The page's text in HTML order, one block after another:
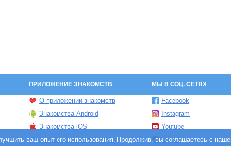
ПРИЛОЖЕНИЕ ЗНАКОМСТВ МЫ В СОЦ. СЕТЯХ
О приложении знакомств
Знакомства Android
Знакомства iOS
Чат бот знакомств Елена
Facebook
Instagram
Youtube
TikTok
ваш опыт его использования. Продолжив, вы соглашаетесь с